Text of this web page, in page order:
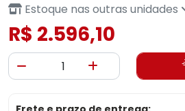
Estoque nas outras unidades
R$ 2.596,10